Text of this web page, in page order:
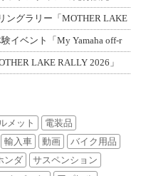
ングラリー「MOTHER LAKE
イベント「My Yamaha off-r
LAKE RALLY 2026」
メット
電装品
輸入車 動画
バイク用品
ンダ
サスペンション